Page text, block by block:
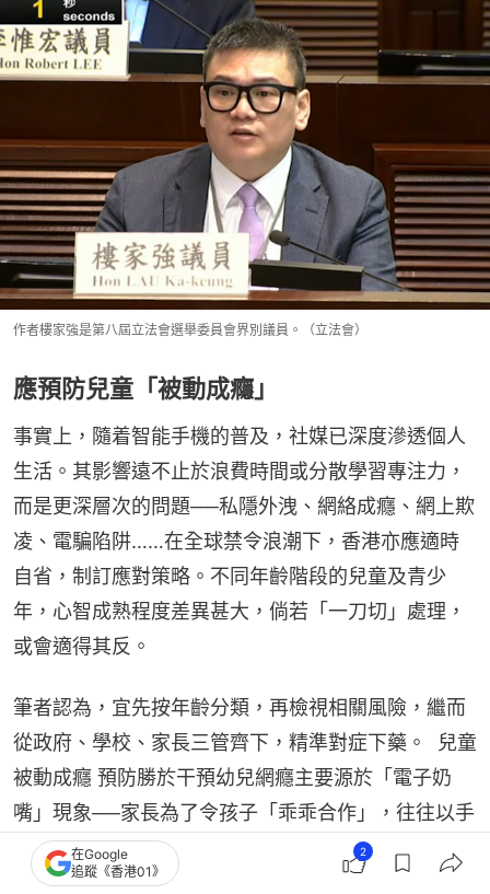
作者樓家強是第八屆立法會選舉委員會界別議員。（立法會）
應預防兒童「被動成癮」
事實上，隨着智能手機的普及，社媒已深度滲透個人
生活。其影響遠不止於浪費時間或分散學習專注力，
而是更深層次的問題──私隱外洩、網絡成癮、網上欺
凌、電騙陷阱……在全球禁令浪潮下，香港亦應適時
自省，制訂應對策略。不同年齡階段的兒童及青少
年，心智成熟程度差異甚大，倘若「一刀切」處理，
或會適得其反。
筆者認為，宜先按年齡分類，再檢視相關風險，繼而
從政府、學校、家長三管齊下，精準對症下藥。  兒童
被動成癮 預防勝於干預幼兒網癮主要源於「電子奶
嘴」現象──家長為了令孩子「乖乖合作」，往往以手
機作誘餌換取片刻寧靜。然而，孩子看似「乖巧」的
背後，一顆尚未成熟的小腦袋正被電子畫面的閃光吸
在Google
追蹤《香港01》
2